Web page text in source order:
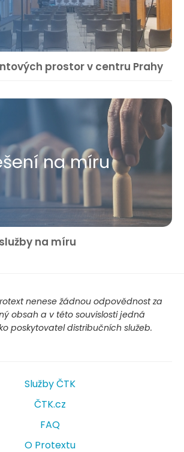
prostor v centru Prahy
na míru
na míru
nenese žádnou odpovědnost za
obsah a v této souvislosti jedná
poskytovatel distribučních služeb.
Služby ČTK
ČTK.cz
FAQ
O Protextu